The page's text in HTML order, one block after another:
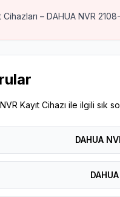
– DAHUA NVR
Kayıt Cihazı ile ilgili sık
DAHUA